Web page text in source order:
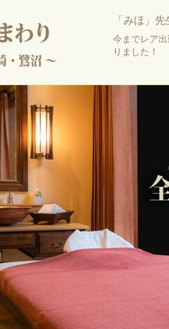
「みほ」
今までレア
りました！